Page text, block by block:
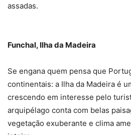
assadas.
Funchal, Ilha da Madeira
Se engana quem pensa que
continentais: a Ilha da Madeira é
crescendo em interesse pelo
arquipélago conta com belas
vegetação exuberante e clima